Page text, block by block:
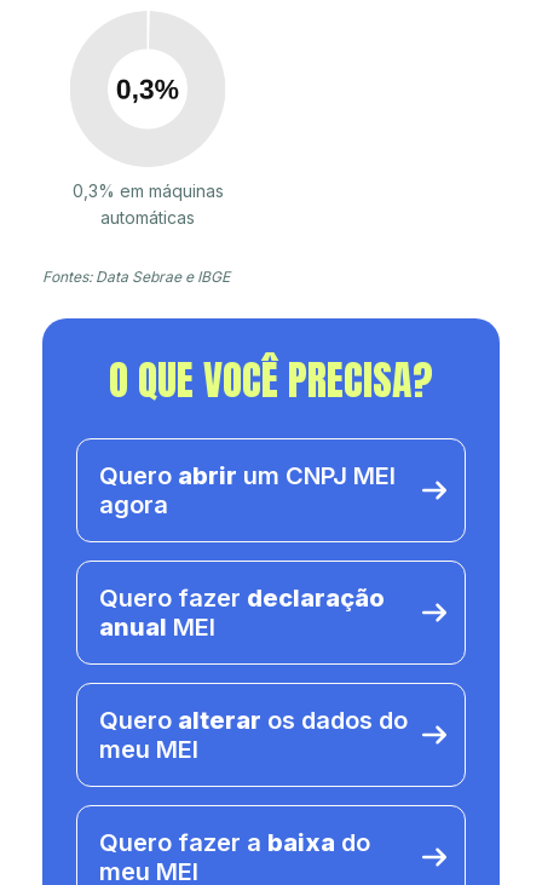
0,3% em máquinas
automáticas
Fontes: Data Sebrae e IBGE
O QUE VOCÊ PRECISA?
Quero abrir um CNPJ MEI
agora
Quero fazer declaração
anual MEI
Quero alterar os dados do
meu MEI
Quero fazer a baixa do
meu MEI